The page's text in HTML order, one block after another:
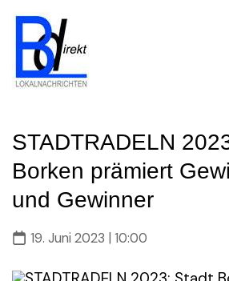
Skip
to
content
STADTRADELN
Borken prämiert
und Gewinner
19. Juni 2023 | 10:00